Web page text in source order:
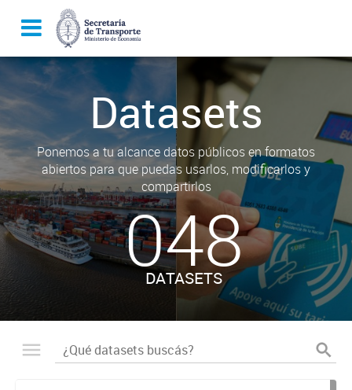
Datasets
Ponemos a tu alcance datos públicos en formatos
abiertos para que puedas usarlos, modificarlos y
compartirlos
048
DATASETS